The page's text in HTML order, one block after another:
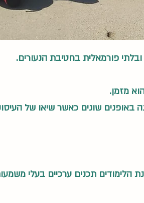
פורמאלית בחטיבת הנעורים.
מזמן.
באופנים שונים כאשר שיאו של
הלימודים תכנים ערכיים בעלי